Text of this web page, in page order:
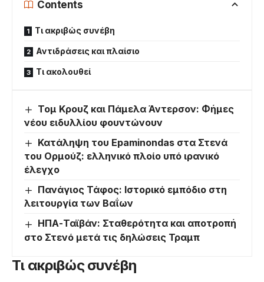
Contents
Τι ακριβώς συνέβη
Αντιδράσεις και πλαίσιο
Τι ακολουθεί
Τομ Κρουζ και Πάμελα Άντερσον: Φήμες
νέου ειδυλλίου φουντώνουν
Κατάληψη του Epaminondas στα Στενά
του Ορμούζ: ελληνικό πλοίο υπό ιρανικό
έλεγχο
Πανάγιος Τάφος: Ιστορικό εμπόδιο στη
λειτουργία των Βαΐων
ΗΠΑ-Ταϊβάν: Σταθερότητα και αποτροπή
στο Στενό μετά τις δηλώσεις Τραμπ
Τι ακριβώς συνέβη